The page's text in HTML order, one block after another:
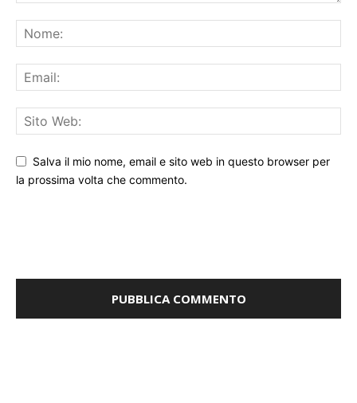
Salva il mio nome, email e sito web in questo browser per
la prossima volta che commento.